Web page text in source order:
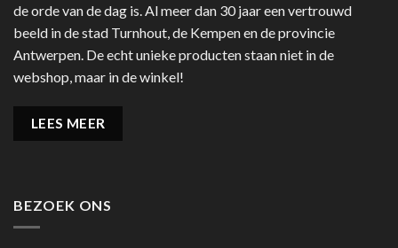
de orde van de dag is. Al meer dan 30 jaar een vertrouwd
beeld in de stad Turnhout, de Kempen en de provincie
Antwerpen. De echt unieke producten staan niet in de
webshop, maar in de winkel!
LEES MEER
BEZOEK ONS